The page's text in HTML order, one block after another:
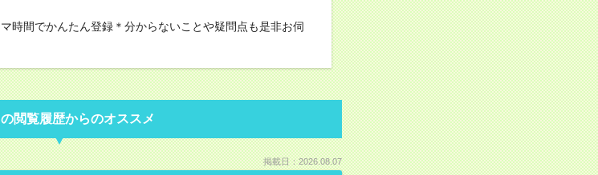
時間でかんたん登録＊分からないことや疑問点も是非お伺
閲覧履歴からのオススメ
掲載日：2026.08.07